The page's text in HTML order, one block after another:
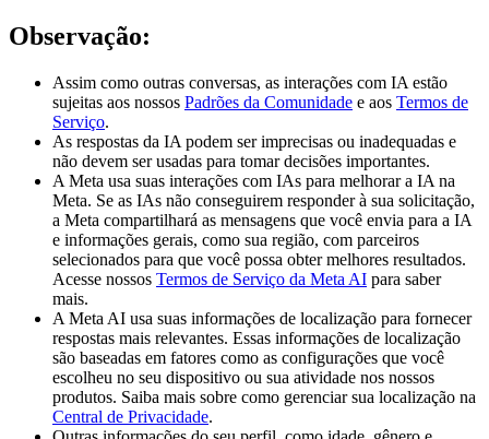
Observação:
Assim como outras conversas, as interações com IA estão
sujeitas aos nossos Padrões da Comunidade e aos Termos de
Serviço.
As respostas da IA podem ser imprecisas ou inadequadas e
não devem ser usadas para tomar decisões importantes.
A Meta usa suas interações com IAs para melhorar a IA na
Meta. Se as IAs não conseguirem responder à sua solicitação,
a Meta compartilhará as mensagens que você envia para a IA
e informações gerais, como sua região, com parceiros
selecionados para que você possa obter melhores resultados.
Acesse nossos Termos de Serviço da Meta AI para saber
mais.
A Meta AI usa suas informações de localização para fornecer
respostas mais relevantes. Essas informações de localização
são baseadas em fatores como as configurações que você
escolheu no seu dispositivo ou sua atividade nos nossos
produtos. Saiba mais sobre como gerenciar sua localização na
Central de Privacidade.